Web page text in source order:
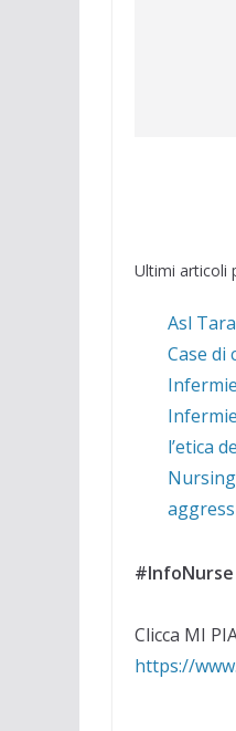
Ultimi articoli
Asl
Case di
l’etica
Clicca MI
https://